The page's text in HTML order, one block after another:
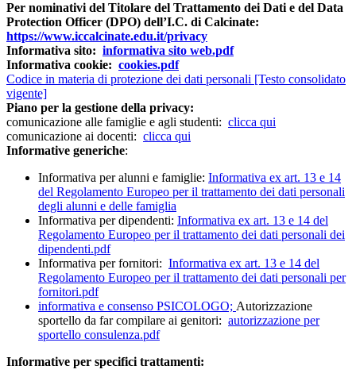
Per nominativi del Titolare del Trattamento dei Dati e del Data
Protection Officer (DPO) dell’I.C. di Calcinate:
https://www.iccalcinate.edu.it/privacy
Informativa sito: informativa sito web.pdf
Informativa cookie: cookies.pdf
Codice in materia di protezione dei dati personali [Testo consolidato
vigente]
Piano per la gestione della privacy:
comunicazione alle famiglie e agli studenti: clicca qui
comunicazione ai docenti: clicca qui
Informative generiche:
Informativa per alunni e famiglie: Informativa ex art. 13 e 14
del Regolamento Europeo per il trattamento dei dati personali
degli alunni e delle famiglia
Informativa per dipendenti: Informativa ex art. 13 e 14 del
Regolamento Europeo per il trattamento dei dati personali dei
dipendenti.pdf
Informativa per fornitori: Informativa ex art. 13 e 14 del
Regolamento Europeo per il trattamento dei dati personali per
fornitori.pdf
informativa e consenso PSICOLOGO; Autorizzazione
sportello da far compilare ai genitori: autorizzazione per
sportello consulenza.pdf
Informative per specifici trattamenti: